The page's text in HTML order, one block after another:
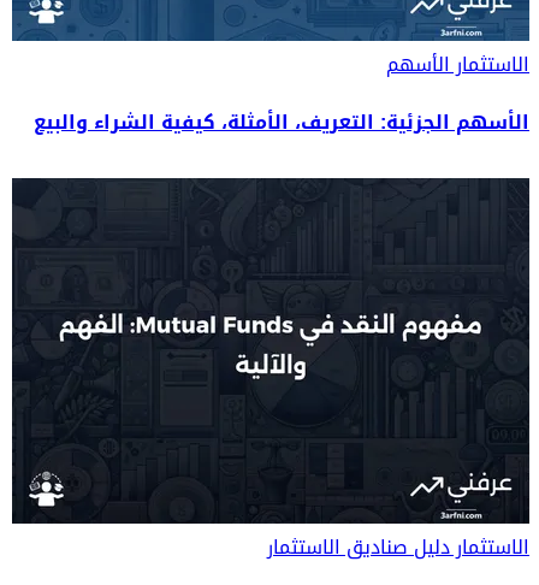
الاستثمارالأسهم
الأسهم الجزئية: التعريف، الأمثلة، كيفية الشراء والبيع
الاستثماردليل صناديق الاستثمار